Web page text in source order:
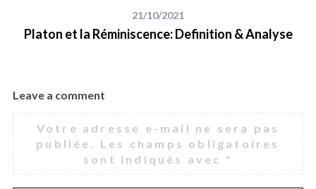
21/10/2021
Platon et la Réminiscence: Definition & Analyse
Leave a comment
Votre adresse e-mail ne sera pas
publiée. Les champs obligatoires
sont indiqués avec *